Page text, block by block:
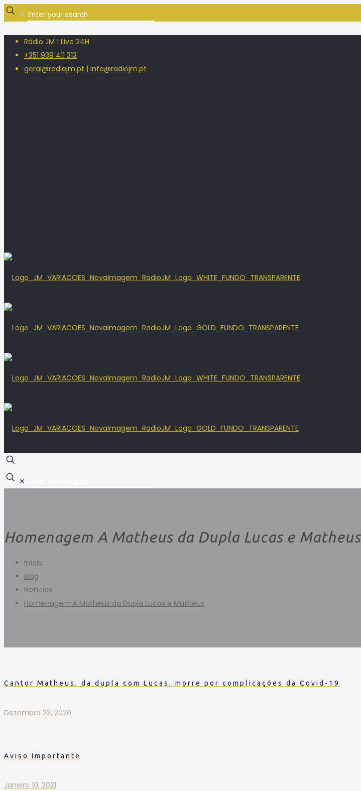
✕
Rádio JM ! Live 24H
+351 939 411 313
geral@radiojm.pt | info@radiojm.pt
✕
Homenagem A Matheus da Dupla Lucas e Matheus
Início
Blog
Notícias
Homenagem A Matheus da Dupla Lucas e Matheus
Cantor Matheus, da dupla com Lucas, morre por complicações da Covid-19
Dezembro 22, 2020
Aviso Importante
Janeiro 10, 2021